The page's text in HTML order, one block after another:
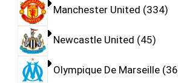
Manchester United 334
Newcastle United 45
Olympique De Marseille 36